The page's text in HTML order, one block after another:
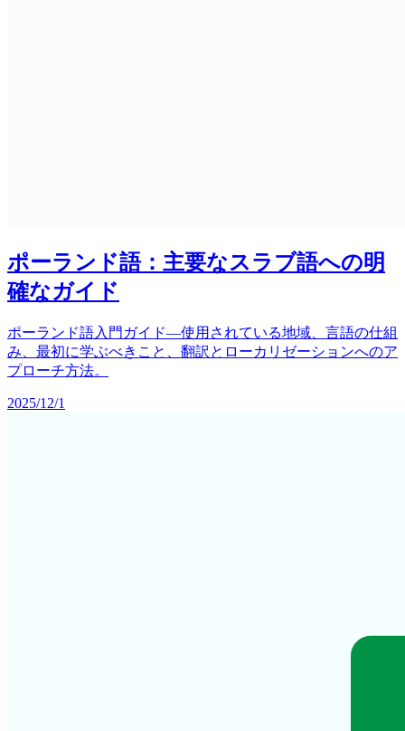
ポーランド語：主要なスラブ語への明
確なガイド
ポーランド語入門ガイド—使用されている地域、言語の仕組
み、最初に学ぶべきこと、翻訳とローカリゼーションへのア
プローチ方法。
2025/12/1